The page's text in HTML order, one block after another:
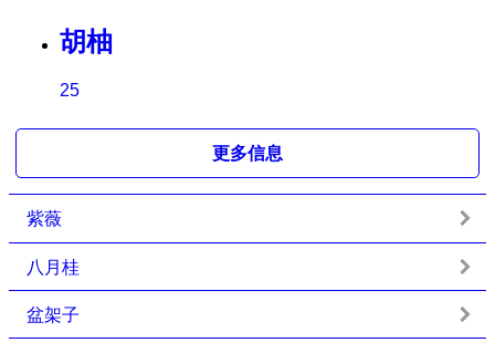
胡柚
25
更多信息
紫薇
八月桂
盆架子